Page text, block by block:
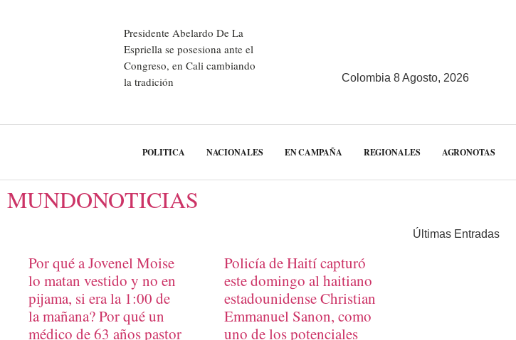
Presidente Abelardo De La
Espriella se posesiona ante el
Congreso, en Cali cambiando
la tradición
Colombia 8 Agosto, 2026
POLITICA NACIONALES EN CAMPAÑA REGIONALES AGRONOTAS
MUNDONOTICIAS
Por qué a Jovenel Moise
lo matan vestido y no en
pijama, si era la 1:00 de
la mañana? Por qué un
médico de 63 años pastor
Policía de Haití capturó
este domingo al haitiano
estadounidense Christian
Emmanuel Sanon, como
uno de los potenciales
Últimas Entradas